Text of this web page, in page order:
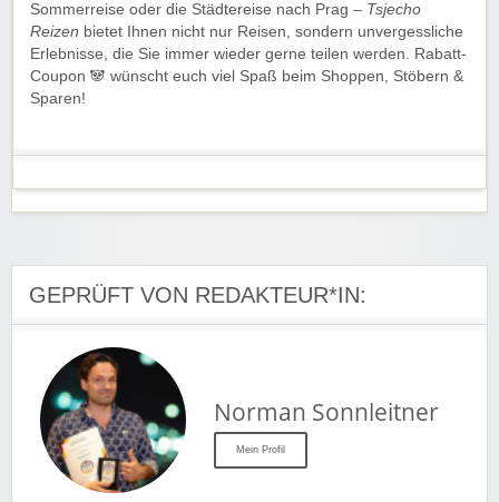
Sommerreise oder die Städtereise nach Prag – Tsjecho
Reizen bietet Ihnen nicht nur Reisen, sondern unvergessliche
Erlebnisse, die Sie immer wieder gerne teilen werden. Rabatt-
Coupon 🐼 wünscht euch viel Spaß beim Shoppen, Stöbern &
Sparen!
GEPRÜFT VON REDAKTEUR*IN:
Norman Sonnleitner
Mein Profil